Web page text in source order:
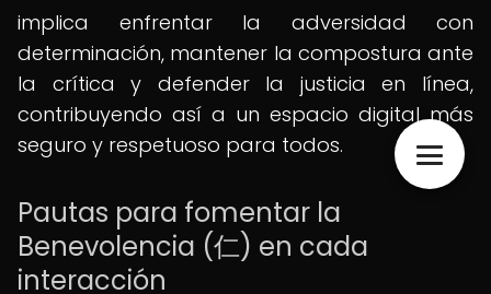
implica enfrentar la adversidad con
determinación, mantener la compostura ante
la crítica y defender la justicia en línea,
contribuyendo así a un espacio digital más
seguro y respetuoso para todos.
Pautas para fomentar la
Benevolencia (仁) en cada
interacción